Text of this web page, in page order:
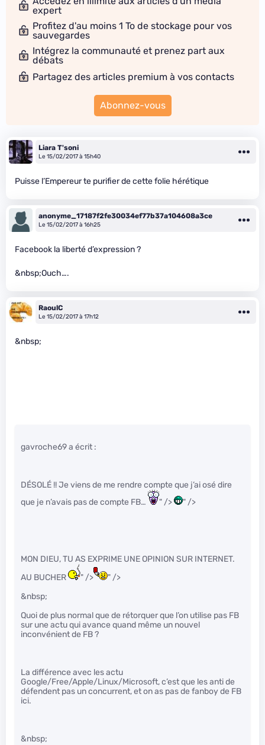
expert
Profitez d'au moins 1 To de stockage pour vos
sauvegardes
Intégrez la communauté et prenez part aux
débats
Partagez des articles premium à vos contacts
Abonnez-vous
Liara T'soni
Le 15/02/2017 à 15h40
Puisse l’Empereur te purifier de cette folie hérétique
anonyme_17187f2fe30034ef77b37a104608a3ce
Le 15/02/2017 à 16h25
Facebook la liberté d’expression ?
&nbsp;Ouch….
RaoulC
Le 15/02/2017 à 17h12
&nbsp;
gavroche69 a écrit :
DÉSOLÉ !! Je viens de me rendre compte que j’ai osé dire
que je n’avais pas de compte FB…
" /> " />
MON DIEU, TU AS EXPRIME UNE OPINION SUR INTERNET.
AU BUCHER
" />
" />
&nbsp;
Quoi de plus normal que de rétorquer que l’on utilise pas FB
sur une actu qui avance quand même un nouvel
inconvénient de FB ?
La différence avec les actu
Google/Free/Apple/Linux/Microsoft, c’est que les anti de
défendent pas un concurrent, et on as pas de fanboy de FB
ici.
&nbsp;